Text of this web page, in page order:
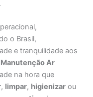
o Brasil,
e tranquilidade aos
Manutenção Ar
na hora que
, limpar, higienizar ou